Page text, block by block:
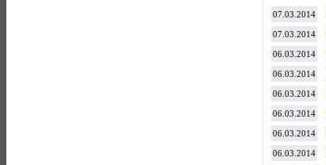
07.03.2014
07.03.2014
06.03.2014
06.03.2014
06.03.2014
06.03.2014
06.03.2014
06.03.2014